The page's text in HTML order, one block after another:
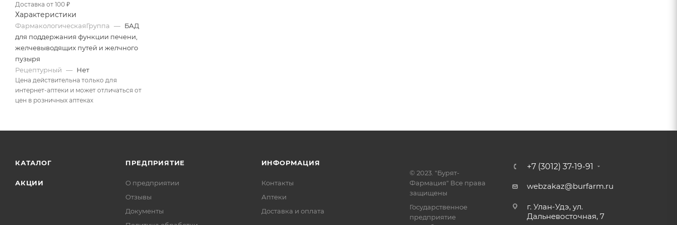
Доставка от 100 ₽
Характеристики
ФармакологическаяГруппа — БАД
для поддержания функции печени,
желчевыводящих путей и желчного
пузыря
Рецептурный — Нет
Цена действительна только для
интернет-аптеки и может отличаться от
цен в розничных аптеках
КАТАЛОГ
АКЦИИ
ПРЕДПРИЯТИЕ
О предприятии
Отзывы
Документы
ИНФОРМАЦИЯ
Контакты
Аптеки
Доставка и оплата
© 2023. "Бурят-
Фармация" Все права
защищены
Государственное
предприятие
+7 (3012) 37-19-91
webzakaz@burfarm.ru
г. Улан-Удэ, ул.
Дальневосточная, 7